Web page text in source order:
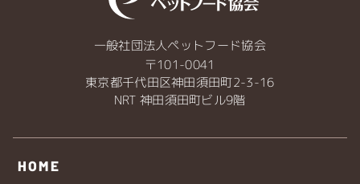
一般社団法人ペットフード協会
〒101-0041
東京都千代田区神田須田町2-3-16
NRT 神田須田町ビル9階
HOME